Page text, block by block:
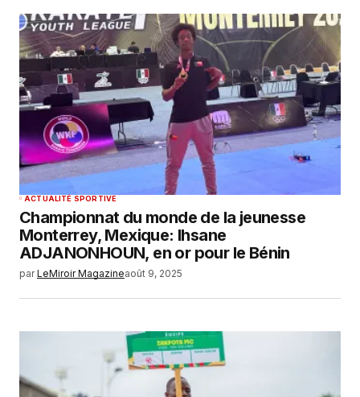
ACTUALITÉ SPORTIVE
Championnat du monde de la jeunesse
Monterrey, Mexique: Ihsane
ADJANONHOUN, en or pour le Bénin
par LeMiroir Magazineaoût 9, 2025